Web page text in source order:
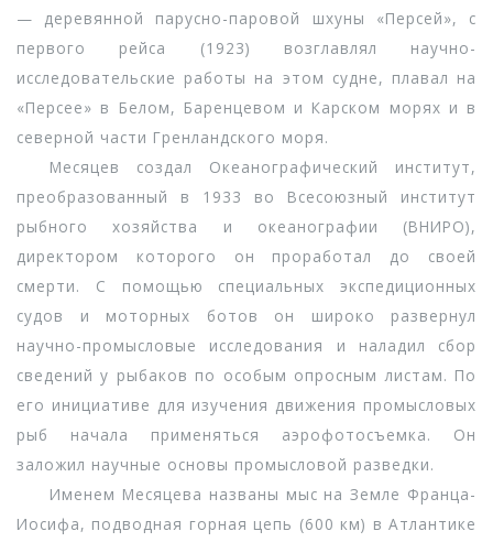
— деревянной парусно-паровой шхуны «Персей», с
первого рейса (1923) возглавлял научно-
исследовательские работы на этом судне, плавал на
«Персее» в Белом, Баренцевом и Карском морях и в
северной части Гренландского моря.
Месяцев создал Океанографический институт,
преобразованный в 1933 во Всесоюзный институт
рыбного хозяйства и океанографии (ВНИРО),
директором которого он проработал до своей
смерти. С помощью специальных экспедиционных
судов и моторных ботов он широко развернул
научно-промысловые исследования и наладил сбор
сведений у рыбаков по особым опросным листам. По
его инициативе для изучения движения промысловых
рыб начала применяться аэрофотосъемка. Он
заложил научные основы промысловой разведки.
Именем Месяцева названы мыс на Земле Франца-
Иосифа, подводная горная цепь (600 км) в Атлантике